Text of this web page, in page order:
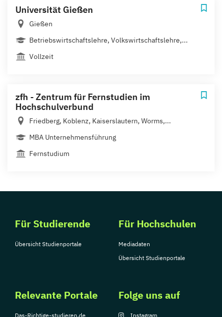
Universität Gießen
Gießen
Betriebswirtschaftslehre, Volkswirtschaftslehre,...
Vollzeit
zfh - Zentrum für Fernstudien im
Hochschulverbund
Friedberg, Koblenz, Kaiserslautern, Worms,...
MBA Unternehmensführung
Fernstudium
Für Studierende
Übersicht Studienportale
Für Hochschulen
Mediadaten
Übersicht Studienportale
Relevante Portale
Das-Richtige-studieren.de
Folge uns auf
Instagram